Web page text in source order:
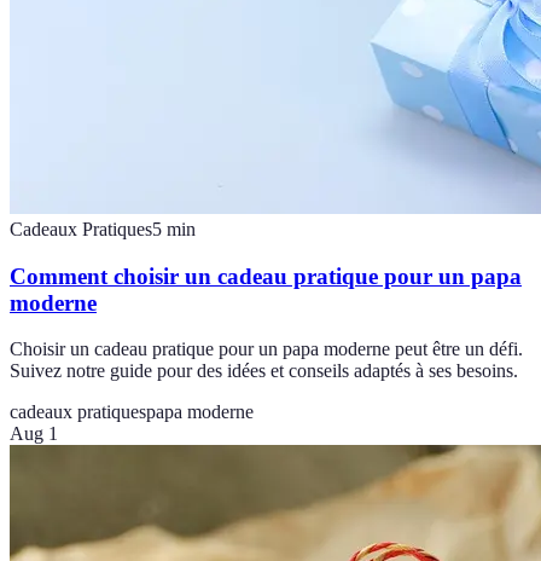
Cadeaux Pratiques5 min
Comment choisir un cadeau pratique pour un papa
moderne
Choisir un cadeau pratique pour un papa moderne peut être un défi.
Suivez notre guide pour des idées et conseils adaptés à ses besoins.
cadeaux pratiquespapa moderne
Aug 1